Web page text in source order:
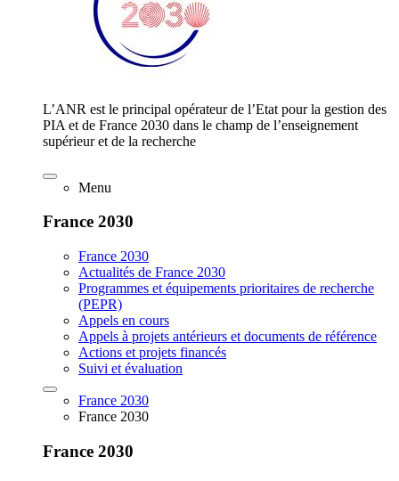
L’ANR est le principal opérateur de l’Etat pour la gestion des
PIA et de France 2030 dans le champ de l’enseignement
supérieur et de la recherche
Menu
France 2030
France 2030
Actualités de France 2030
Programmes et équipements prioritaires de recherche
(PEPR)
Appels en cours
Appels à projets antérieurs et documents de référence
Actions et projets financés
Suivi et évaluation
France 2030
France 2030
France 2030